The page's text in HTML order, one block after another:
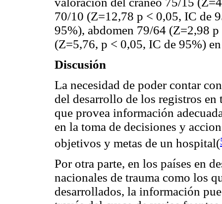
70/10 (Z=12,78 p < 0,05, IC de
95%), abdomen 79/64 (Z=2,98
(Z=5,76, p < 0,05, IC de 95%)
Discusión
La necesidad de poder contar
del desarrollo de los registros
que provea información
en la toma de decisiones y
objetivos y metas de un hospital(
Por otra parte, en los países en
nacionales de trauma como los
desarrollados, la información